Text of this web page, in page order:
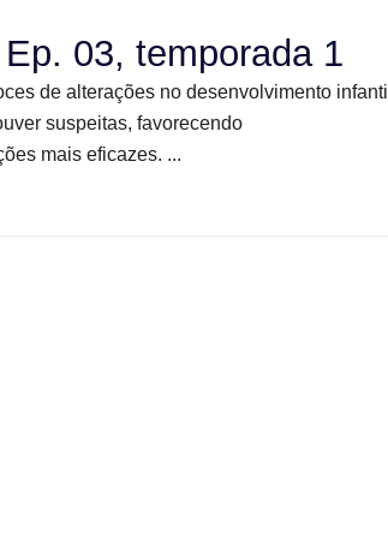
03, temporada 1
de alterações no desenvolvimento infantil
suspeitas, favorecendo
mais eficazes. ...